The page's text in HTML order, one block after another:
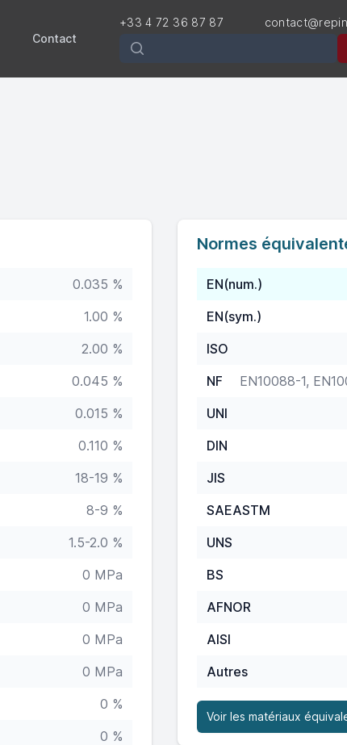
Contact
+33 4 72 36 87 87
Rechercher
0.035 %
1.00 %
2.00 %
0.045 %
0.015 %
0.110 %
18-19 %
8-9 %
1.5-2.0 %
0 MPa
0 MPa
0 MPa
0 MPa
0 %
0 %
Normes
EN(num.)
EN(sym.)
ISO
NF
EN10088-1,
UNI
DIN
JIS
SAEASTM
UNS
BS
AFNOR
AISI
Autres
Voir les matériaux